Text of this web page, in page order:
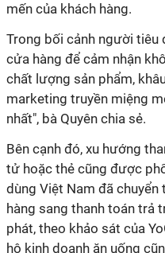
mến của khách hàng.
Trong bối cảnh người
cửa hàng để cảm nhận
chất lượng sản phẩm,
marketing truyền miệng
nhất", bà Quyên chia sẻ.
Bên cạnh đó, xu hướng
tử hoặc thẻ cũng được
dùng Việt Nam đã
hàng sang thanh toán trả
phát, theo khảo sát của
hộ kinh doanh ăn uống